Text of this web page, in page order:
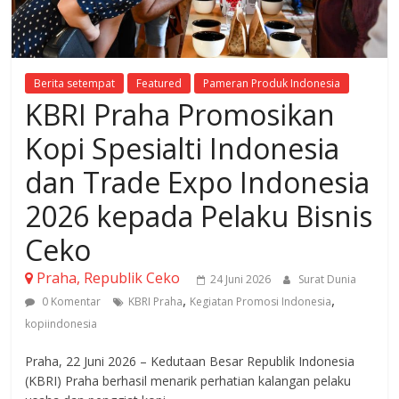
Berita setempat Featured Pameran Produk Indonesia
KBRI Praha Promosikan
Kopi Spesialti Indonesia
dan Trade Expo Indonesia
2026 kepada Pelaku Bisnis
Ceko
Praha, Republik Ceko 24 Juni 2026
Surat Dunia
0 Komentar
KBRI Praha, Kegiatan Promosi Indonesia,
kopiindonesia
Praha, 22 Juni 2026 – Kedutaan Besar Republik Indonesia
(KBRI) Praha berhasil menarik perhatian kalangan pelaku